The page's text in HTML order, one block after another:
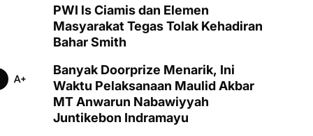
PWI ls Ciamis dan Elemen
Masyarakat Tegas Tolak Kehadiran
Bahar Smith
Banyak Doorprize Menarik, Ini
Waktu Pelaksanaan Maulid Akbar
MT Anwarun Nabawiyyah
Juntikebon Indramayu